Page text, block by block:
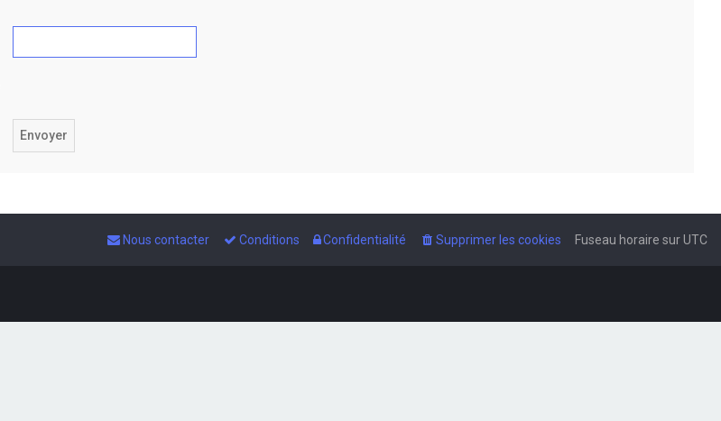
Fuseau horaire surUTC
Supprimer les cookies
Confidentialité
Conditions
Nous contacter